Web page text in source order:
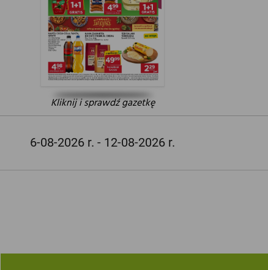
Kliknij i sprawdź gazetkę
6-08-2026 r. - 12-08-2026 r.